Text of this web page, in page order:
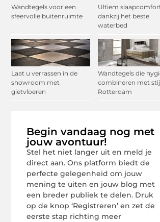
Wandtegels voor een
sfeervolle buitenruimte
Ultiem
dankzij het beste
waterbed
Laat u verrassen in de
showroom met
gietvloeren
Wandtegels die
combineren met
Rotterdam
Begin vandaag nog met
jouw avontuur!
Stel het niet langer uit en meld je
direct aan. Ons platform biedt de
perfecte gelegenheid om jouw
mening te uiten en jouw blog met
een breder publiek te delen. Druk
op de knop ‘Registreren’ en zet de
eerste stap richting meer